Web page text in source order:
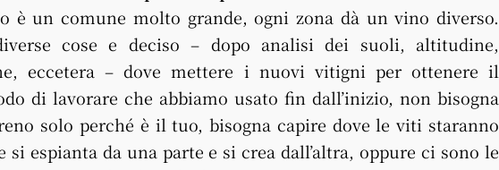
è un comune molto grande, ogni zona dà un vino diverso.
cose e deciso – dopo analisi dei suoli, altitudine,
eccetera – dove mettere i nuovi vitigni per ottenere il
di lavorare che abbiamo usato fin dall’inizio, non bisogna
solo perché è il tuo, bisogna capire dove le viti staranno
espianta da una parte e si crea dall’altra, oppure ci sono le